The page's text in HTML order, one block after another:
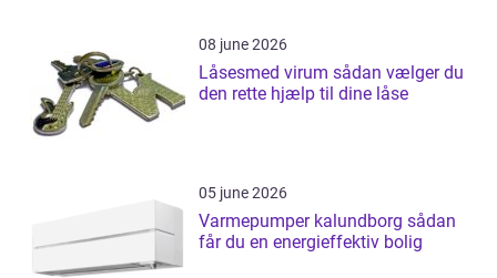
08 june 2026
Låsesmed virum sådan vælger du
den rette hjælp til dine låse
05 june 2026
Varmepumper kalundborg sådan
får du en energieffektiv bolig